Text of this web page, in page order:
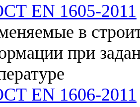
EN 1605-2011
в
при
EN 1606-2011